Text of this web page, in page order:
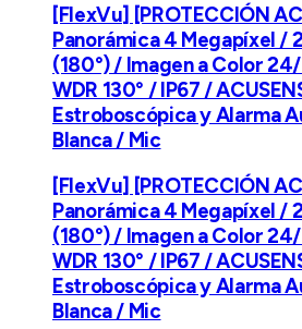
[FlexVu] [PROTECCIÓN
Panorámica 4 Megapíxel /
(180°) / Imagen a Color
WDR 130° / IP67 /
Estroboscópica y Alarma
Blanca / Mic
[FlexVu] [PROTECCIÓN
Panorámica 4 Megapíxel /
(180°) / Imagen a Color
WDR 130° / IP67 /
Estroboscópica y Alarma
Blanca / Mic